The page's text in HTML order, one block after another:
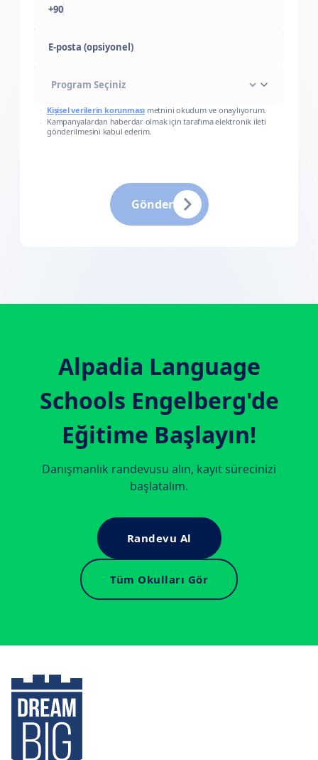
+90
E-posta (opsiyonel)
Kişisel verilerin korunması metnini okudum ve onaylıyorum.
Kampanyalardan haberdar olmak için tarafıma elektronik ileti
gönderilmesini kabul ederim.
Gönder
Alpadia Language
Schools Engelberg'de
Eğitime Başlayın!
Danışmanlık randevusu alın, kayıt sürecinizi
başlatalım.
Randevu Al
Tüm Okulları Gör